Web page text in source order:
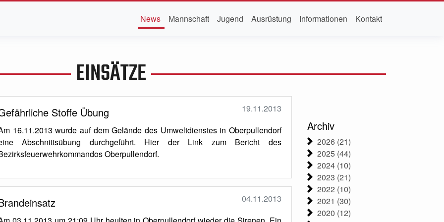
News Mannschaft Jugend Ausrüstung Informationen Kontakt
EINSÄTZE
Stoffe Übung
19.11.2013
16.11.2013 wurde auf dem Gelände des Umweltdienstes in Oberpullendorf
Abschnittsübung durchgeführt. Hier der Link zum Bericht des
Oberpullendorf.
04.11.2013
Archiv
2026 (21)
2025 (44)
2024 (10)
2023 (21)
2022 (10)
2021 (30)
2020 (12)